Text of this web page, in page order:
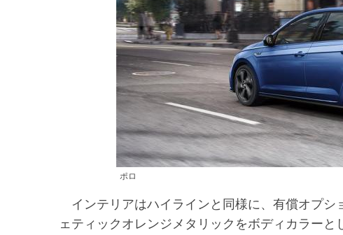
ポロ
インテリアはハイラインと同様に、有償オプシ
ェティックオレンジメタリックをボディカラー